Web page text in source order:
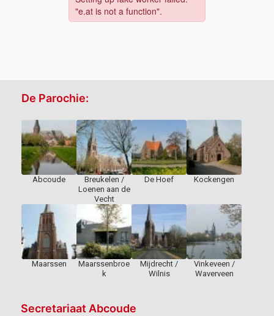
De Parochie:
Abcoude
Breukelen /
Loenen aan de
Vecht
De Hoef Kockengen
Maarssen
Maarssenbroe
k
Mijdrecht /
Wilnis
Vinkeveen /
Waverveen
Secretariaat Abcoude